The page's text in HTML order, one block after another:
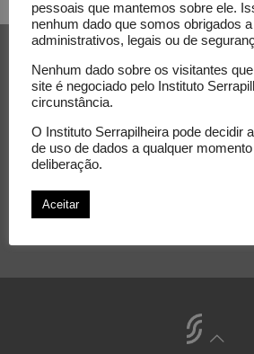
Receba nossa
acompanhe as
E-mail
pessoais que mantemos sobre ele.
nenhum dado que somos obrigados
administrativos, legais ou de
Nenhum dado sobre os visitantes
site é negociado pelo Instituto
circunstância.
O Instituto Serrapilheira pode decidir
de uso de dados a qualquer
deliberação.
Aceitar